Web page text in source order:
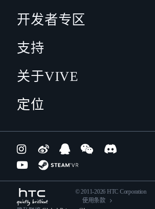
开发者专区
支持
关于VIVE
定位
© 2011-2026 HTC Corporation
使用条款